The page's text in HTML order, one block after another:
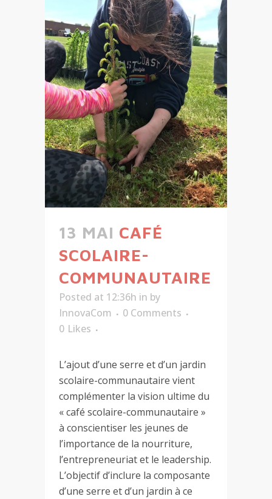
13 MAI CAFÉ
SCOLAIRE-
COMMUNAUTAIRE
Posted at 12:36h in by
InnovaCom
0 Comments
0 Likes
L’ajout d’une serre et d’un jardin
scolaire-communautaire vient
complémenter la vision ultime du
« café scolaire-communautaire »
à conscientiser les jeunes de
l’importance de la nourriture,
l’entrepreneuriat et le leadership.
L’objectif d’inclure la composante
d’une serre et d’un jardin à ce